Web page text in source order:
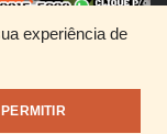
experiência de
PERMITIR
SEU RAP